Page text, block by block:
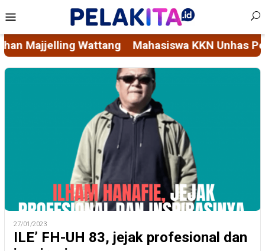
to
content
Menu
Permudah Akses Layanan Sosial
27/01/2023
ILE’ FH-UH 83, jejak profesional dan